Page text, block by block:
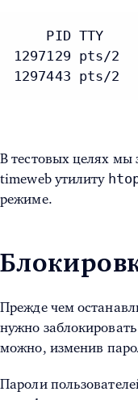
PID TTY
1297129 pts/2
1297443 pts/2
В тестовых целях мы
timeweb утилиту
режиме.
Прежде чем
нужно
можно, изменив
Пароли